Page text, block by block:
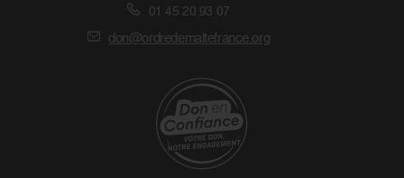
01 45 20 93 07
don@ordredemaltefrance.org